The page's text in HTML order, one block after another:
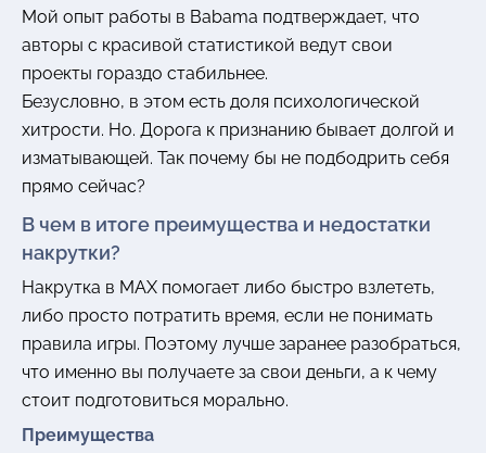
Мой опыт работы в Babama подтверждает, что
авторы с красивой статистикой ведут свои
проекты гораздо стабильнее.
Безусловно, в этом есть доля психологической
хитрости. Но. Дорога к признанию бывает долгой и
изматывающей. Так почему бы не подбодрить себя
прямо сейчас?
В чем в итоге преимущества и недостатки
накрутки?
Накрутка в MAX помогает либо быстро взлететь,
либо просто потратить время, если не понимать
правила игры. Поэтому лучше заранее разобраться,
что именно вы получаете за свои деньги, а к чему
стоит подготовиться морально.
Преимущества